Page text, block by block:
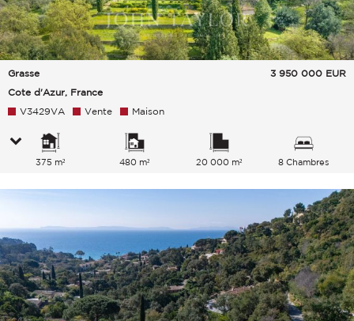
Grasse
Cote d'Azur, France
3 950 000 EUR
V3429VA Vente Maison
375 m² 480 m² 20 000 m² 8 Chambres